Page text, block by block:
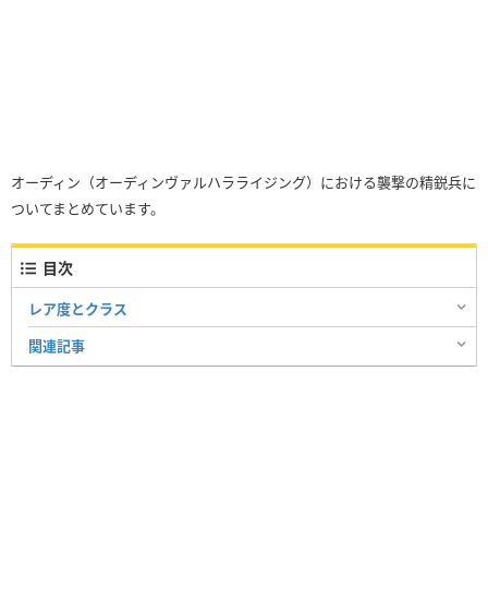
オーディン（オーディンヴァルハラライジング）における襲撃の精鋭兵に
ついてまとめています。
目次
レア度とクラス
関連記事